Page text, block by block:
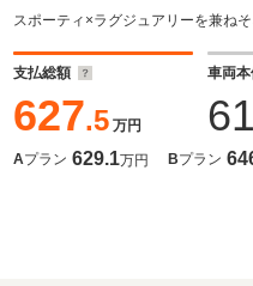
スドPKG パノラミッ
スポーティ×ラグジュアリーを兼ね
支払総額
627.5 万円
車両
Aプラン 629.1万円 Bプラン